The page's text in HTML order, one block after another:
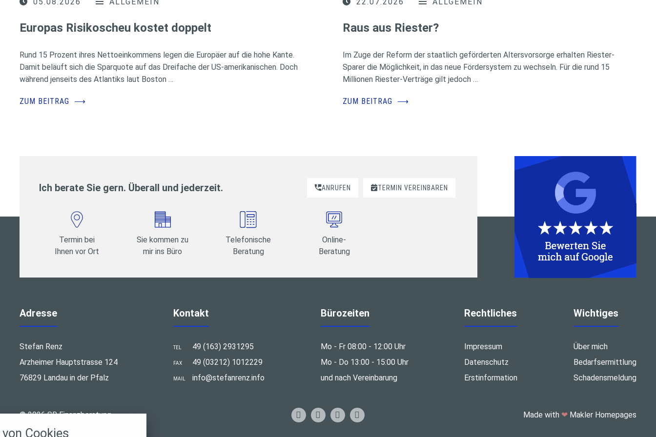
Europas Risikoscheu kostet doppelt
Rund 15 Prozent ihres Nettoeinkommens legen die Europäer auf die hohe Kante.
Damit beläuft sich die Sparquote auf das Dreifache der US-amerikanischen. Doch
während jenseits des Atlantiks laut Boston …
ZUM BEITRAG ⟶
Raus aus Riester?
Im Zuge der Reform der staatlich geförderten Altersvorsorge erhalten Riester-
Sparer die Möglichkeit, in das neue Fördersystem zu wechseln. Für die rund 15
Millionen Riester-Verträge gilt jedoch …
ZUM BEITRAG ⟶
Ich berate Sie gern. Überall und jederzeit. ANRUFEN TERMIN VEREINBAREN
Termin bei
Ihnen vor Ort
Sie kommen zu
mir ins Büro
Telefonische
Beratung
Online-
Beratung
Adresse
Stefan Renz
Arzheimer Hauptstrasse 124
76829 Landau in der Pfalz
Kontakt
TEL 49 (163) 2931295
FAX 49 (03212) 1012229
MAIL info@stefanrenz.info
Bürozeiten
Mo - Fr 08:00 - 12:00 Uhr
Mo - Do 13:00 - 15:00 Uhr
und nach Vereinbarung
Rechtliches
Impressum
Datenschutz
Erstinformation
Wichtiges
Über mich
Bedarfsermittlung
Schadensmeldung
© 2026 SR Finanzberatung Made with ❤Makler Homepages
Cookies
akzeptieren oder zu blockieren.